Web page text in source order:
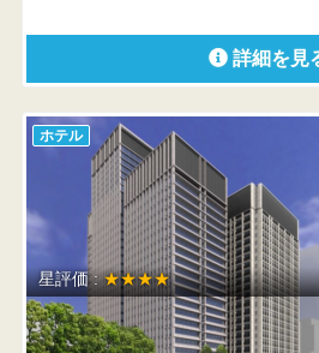
詳細を見
ホテル
星評価 :★★★★
アスコット丸の内東